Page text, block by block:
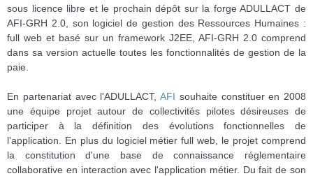
sous licence libre et le prochain dépôt sur la forge ADULLACT de
AFI-GRH 2.0, son logiciel de gestion des Ressources Humaines :
full web et basé sur un framework J2EE, AFI-GRH 2.0 comprend
dans sa version actuelle toutes les fonctionnalités de gestion de la
paie.
En partenariat avec l'ADULLACT, AFI souhaite constituer en 2008
une équipe projet autour de collectivités pilotes désireuses de
participer à la définition des évolutions fonctionnelles de
l'application. En plus du logiciel métier full web, le projet comprend
la constitution d'une base de connaissance réglementaire
collaborative en interaction avec l'application métier. Du fait de son